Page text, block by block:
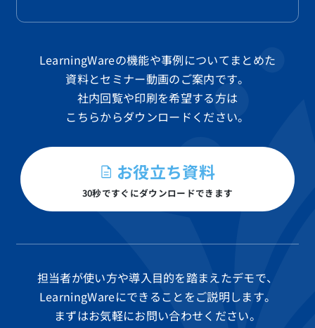
LearningWareの機能や事例についてまとめた
資料とセミナー動画のご案内です。
社内回覧や印刷を希望する方は
こちらからダウンロードください。
お役立ち資料
30秒ですぐにダウンロードできます
担当者が使い方や導入目的を踏まえたデモで、
LearningWareにできることをご説明します。
まずはお気軽にお問い合わせください。